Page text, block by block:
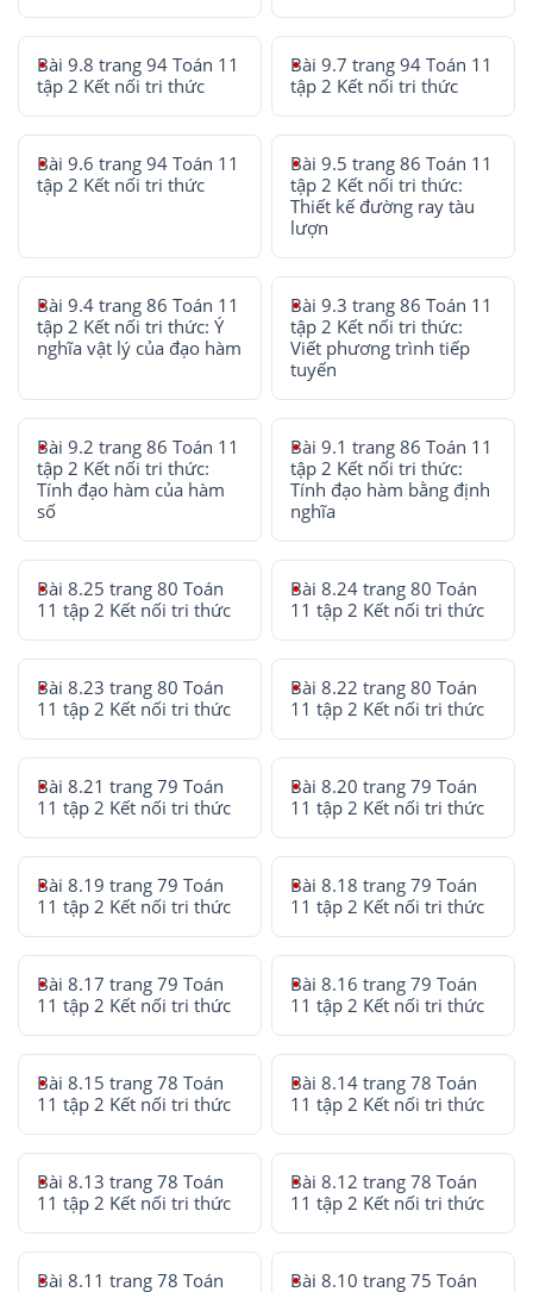
Bài 9.8 trang 94 Toán 11
tập 2 Kết nối tri thức
Bài 9.7 trang 94 Toán 11
tập 2 Kết nối tri thức
Bài 9.6 trang 94 Toán 11
tập 2 Kết nối tri thức
Bài 9.5 trang 86 Toán 11
tập 2 Kết nối tri thức:
Thiết kế đường ray tàu
lượn
Bài 9.4 trang 86 Toán 11
tập 2 Kết nối tri thức: Ý
nghĩa vật lý của đạo hàm
Bài 9.3 trang 86 Toán 11
tập 2 Kết nối tri thức:
Viết phương trình tiếp
tuyến
Bài 9.2 trang 86 Toán 11
tập 2 Kết nối tri thức:
Tính đạo hàm của hàm
số
Bài 9.1 trang 86 Toán 11
tập 2 Kết nối tri thức:
Tính đạo hàm bằng định
nghĩa
Bài 8.25 trang 80 Toán
11 tập 2 Kết nối tri thức
Bài 8.24 trang 80 Toán
11 tập 2 Kết nối tri thức
Bài 8.23 trang 80 Toán
11 tập 2 Kết nối tri thức
Bài 8.22 trang 80 Toán
11 tập 2 Kết nối tri thức
Bài 8.21 trang 79 Toán
11 tập 2 Kết nối tri thức
Bài 8.20 trang 79 Toán
11 tập 2 Kết nối tri thức
Bài 8.19 trang 79 Toán
11 tập 2 Kết nối tri thức
Bài 8.18 trang 79 Toán
11 tập 2 Kết nối tri thức
Bài 8.17 trang 79 Toán
11 tập 2 Kết nối tri thức
Bài 8.16 trang 79 Toán
11 tập 2 Kết nối tri thức
Bài 8.15 trang 78 Toán
11 tập 2 Kết nối tri thức
Bài 8.14 trang 78 Toán
11 tập 2 Kết nối tri thức
Bài 8.13 trang 78 Toán
11 tập 2 Kết nối tri thức
Bài 8.12 trang 78 Toán
11 tập 2 Kết nối tri thức
Bài 8.11 trang 78 Toán
Bài 8.10 trang 75 Toán